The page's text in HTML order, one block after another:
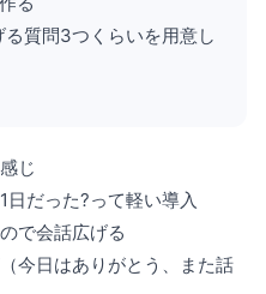
質問3つくらいを用意し
じ
日だった?って軽い導入
で会話広げる
今日はありがとう、また話